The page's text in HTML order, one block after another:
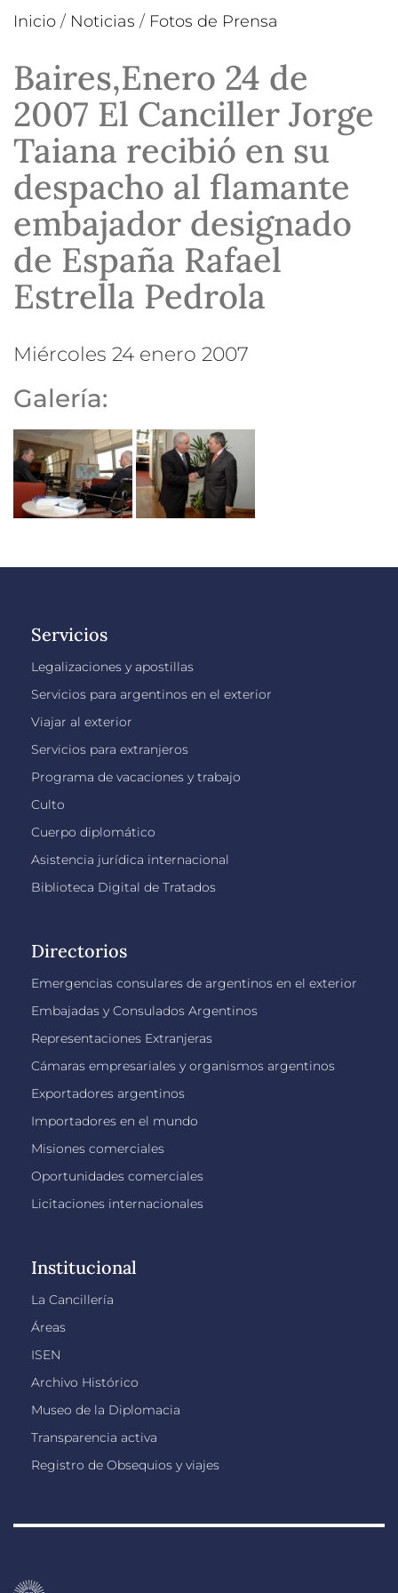
Inicio / Noticias / Fotos de Prensa
Baires,Enero 24 de
2007 El Canciller Jorge
Taiana recibió en su
despacho al flamante
embajador designado
de España Rafael
Estrella Pedrola
miércoles 24 enero 2007
Galería:
Servicios
Legalizaciones y apostillas
Servicios para argentinos en el exterior
Viajar al exterior
Servicios para extranjeros
Programa de vacaciones y trabajo
Culto
Cuerpo diplomático
Asistencia jurídica internacional
Biblioteca Digital de Tratados
Directorios
Emergencias consulares de argentinos en el exterior
Embajadas y Consulados Argentinos
Representaciones Extranjeras
Cámaras empresariales y organismos argentinos
Exportadores argentinos
Importadores en el mundo
Misiones comerciales
Oportunidades comerciales
Licitaciones internacionales
Institucional
La Cancillería
Áreas
ISEN
Archivo Histórico
Museo de la Diplomacia
Transparencia activa
Registro de Obsequios y viajes